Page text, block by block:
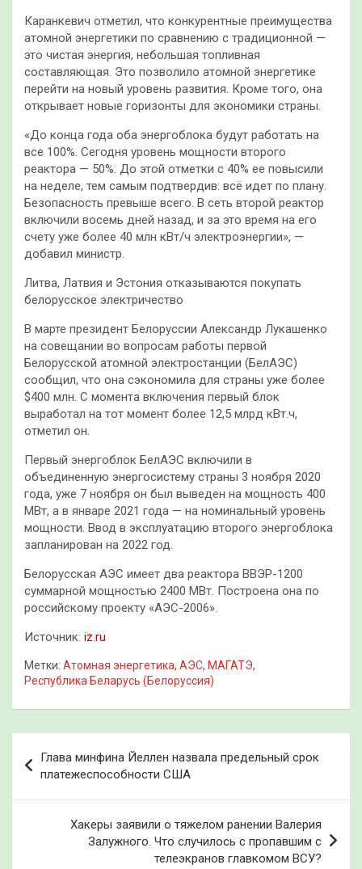
Каранкевич отметил, что конкурентные преимущества
атомной энергетики по сравнению с традиционной —
это чистая энергия, небольшая топливная
составляющая. Это позволило атомной энергетике
перейти на новый уровень развития. Кроме того, она
открывает новые горизонты для экономики страны.
«До конца года оба энергоблока будут работать на
все 100%. Сегодня уровень мощности второго
реактора — 50%. До этой отметки с 40% ее повысили
на неделе, тем самым подтвердив: всё идет по плану.
Безопасность превыше всего. В сеть второй реактор
включили восемь дней назад, и за это время на его
счету уже более 40 млн кВт/ч электроэнергии», —
добавил министр.
Литва, Латвия и Эстония отказываются покупать
белорусское электричество
В марте президент Белоруссии Александр Лукашенко
на совещании во вопросам работы первой
Белорусской атомной электростанции (БелАЭС)
сообщил, что она сэкономила для страны уже более
$400 млн. С момента включения первый блок
выработал на тот момент более 12,5 млрд кВт.ч,
отметил он.
Первый энергоблок БелАЭС включили в
объединенную энергосистему страны 3 ноября 2020
года, уже 7 ноября он был выведен на мощность 400
МВт, а в январе 2021 года — на номинальный уровень
мощности. Ввод в эксплуатацию второго энергоблока
запланирован на 2022 год.
Белорусская АЭС имеет два реактора ВВЭР-1200
суммарной мощностью 2400 МВт. Построена она по
российскому проекту «АЭС-2006».
Источник: iz.ru
Метки: Атомная энергетика, АЭС, МАГАТЭ,
Республика Беларусь (Белоруссия)
по
записям
Глава минфина Йеллен назвала предельный срок
платежеспособности США
Хакеры заявили о тяжелом ранении Валерия
Залужного. Что случилось с пропавшим с
телеэкранов главкомом ВСУ?